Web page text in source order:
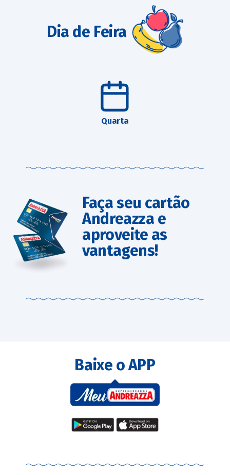
Dia de Feira
Quarta
Faça seu cartão
Andreazza e
aproveite as
vantagens!
Baixe o APP